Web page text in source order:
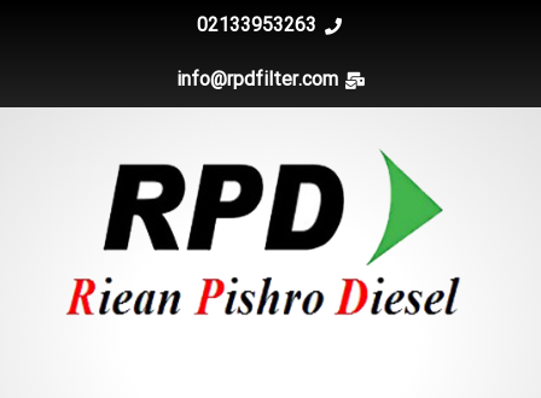
02133953263
info@rpdfilter.com